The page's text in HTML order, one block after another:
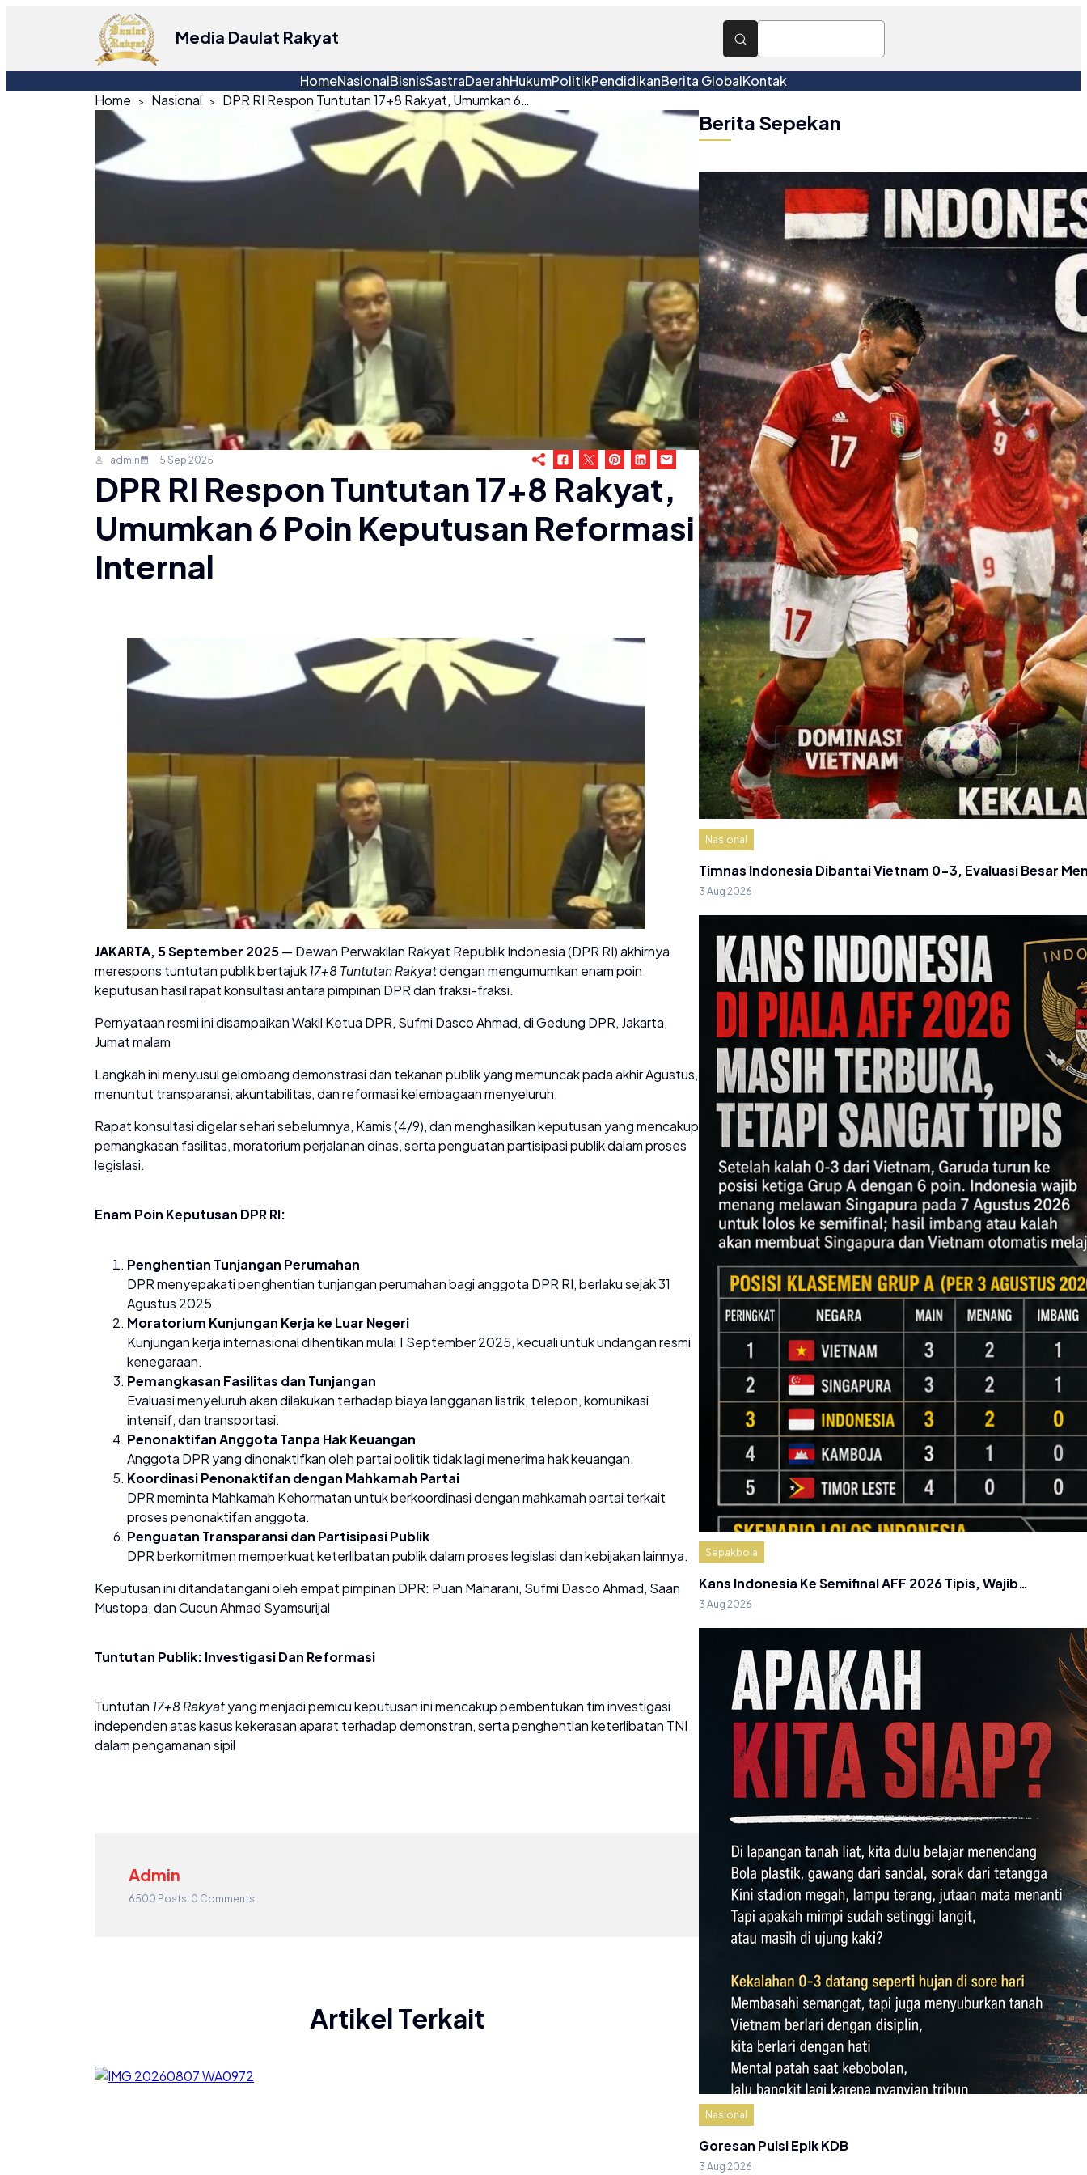
Media Daulat Rakyat
HomeNasionalBisnisSastraDaerahHukumPolitikPendidikanBerita GlobalKontak
Home
Nasional DPR RI Respon Tuntutan 17+8 Rakyat, Umumkan 6 Poin Keputusan Reformasi Internal
admin 5 Sep 2025
DPR RI Respon Tuntutan 17+8 Rakyat,
Umumkan 6 Poin Keputusan Reformasi
Internal
JAKARTA, 5 September 2025— Dewan Perwakilan Rakyat Republik Indonesia (DPR RI) akhirnya
merespons tuntutan publik bertajuk17+8 Tuntutan Rakyatdengan mengumumkan enam poin
keputusan hasil rapat konsultasi antara pimpinan DPR dan fraksi-fraksi.
Pernyataan resmi ini disampaikan Wakil Ketua DPR, Sufmi Dasco Ahmad, di Gedung DPR, Jakarta,
Jumat malam
Langkah ini menyusul gelombang demonstrasi dan tekanan publik yang memuncak pada akhir Agustus,
menuntut transparansi, akuntabilitas, dan reformasi kelembagaan menyeluruh.
Rapat konsultasi digelar sehari sebelumnya, Kamis (4/9), dan menghasilkan keputusan yang mencakup
pemangkasan fasilitas, moratorium perjalanan dinas, serta penguatan partisipasi publik dalam proses
legislasi.
Enam Poin Keputusan DPR RI:
Penghentian Tunjangan Perumahan
DPR menyepakati penghentian tunjangan perumahan bagi anggota DPR RI, berlaku sejak 31
Agustus 2025.
Moratorium Kunjungan Kerja ke Luar Negeri
Kunjungan kerja internasional dihentikan mulai 1 September 2025, kecuali untuk undangan resmi
kenegaraan.
Pemangkasan Fasilitas dan Tunjangan
Evaluasi menyeluruh akan dilakukan terhadap biaya langganan listrik, telepon, komunikasi
intensif, dan transportasi.
Penonaktifan Anggota Tanpa Hak Keuangan
Anggota DPR yang dinonaktifkan oleh partai politik tidak lagi menerima hak keuangan.
Koordinasi Penonaktifan dengan Mahkamah Partai
DPR meminta Mahkamah Kehormatan untuk berkoordinasi dengan mahkamah partai terkait
proses penonaktifan anggota.
Penguatan Transparansi dan Partisipasi Publik
DPR berkomitmen memperkuat keterlibatan publik dalam proses legislasi dan kebijakan lainnya.
Keputusan ini ditandatangani oleh empat pimpinan DPR: Puan Maharani, Sufmi Dasco Ahmad, Saan
Mustopa, dan Cucun Ahmad Syamsurijal
Tuntutan Publik: Investigasi Dan Reformasi
Tuntutan 17+8 Rakyatyang menjadi pemicu keputusan ini mencakup pembentukan tim investigasi
independen atas kasus kekerasan aparat terhadap demonstran, serta penghentian keterlibatan TNI
dalam pengamanan sipil
Admin
6500 Posts 0 Comments
Artikel Terkait
Berita Sepekan
Nasional
Timnas Indonesia Dibantai Vietnam 0-3, Evaluasi Besar
3 Aug 2026
Sepakbola
Kans Indonesia Ke Semifinal AFF 2026 Tipis, Wajib…
3 Aug 2026
Nasional
Goresan Puisi Epik KDB
3 Aug 2026